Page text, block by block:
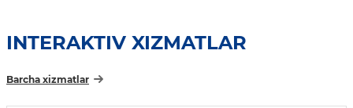
INTERAKTIV XIZMATLAR
Barcha xizmatlar